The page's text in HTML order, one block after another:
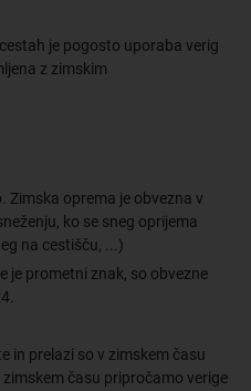
je pogosto uporaba verig
z zimskim
Zimska oprema je obvezna v
ko se sneg oprijema
na cestišču, ...)
je prometni znak, so obvezne
in prelazi so v zimskem času
času pripročamo verige